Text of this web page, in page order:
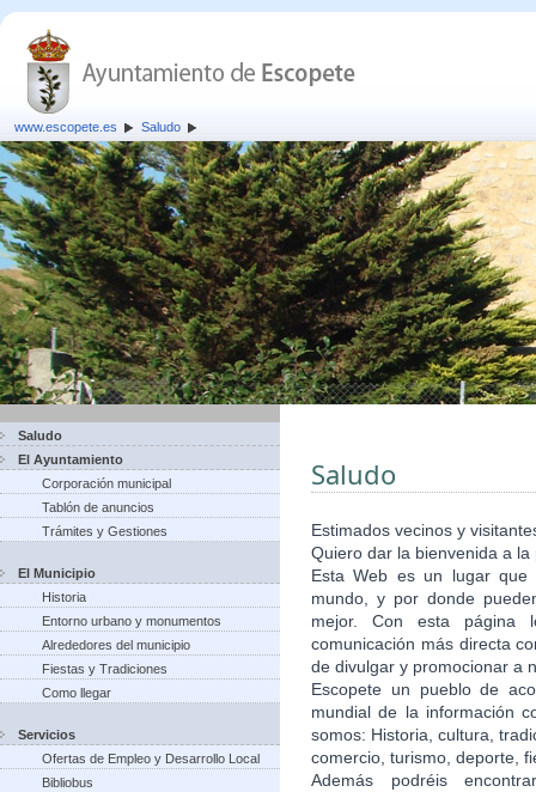
www.escopete.es Saludo
Saludo
El Ayuntamiento
Corporación municipal
Tablón de anuncios
Trámites y Gestiones
El Municipio
Historia
Entorno urbano y monumentos
Alrededores del municipio
Fiestas y Tradiciones
Como llegar
Servicios
Ofertas de Empleo y Desarrollo Local
Bibliobus
Saludo
Estimados vecinos y
Quiero dar la bienvenida a
Esta Web es un lugar
mundo, y por donde
mejor. Con esta página
comunicación más directa
de divulgar y promocionar a
Escopete un pueblo de
mundial de la información
somos: Historia, cultura,
comercio, turismo, deporte,
Además podréis